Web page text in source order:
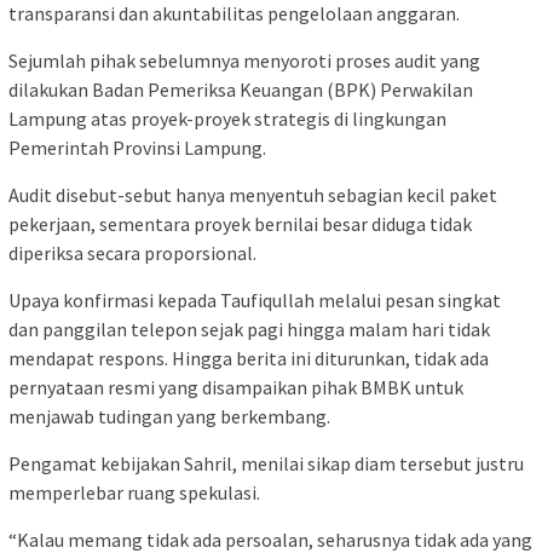
transparansi dan akuntabilitas pengelolaan anggaran.
Sejumlah pihak sebelumnya menyoroti proses audit yang
dilakukan Badan Pemeriksa Keuangan (BPK) Perwakilan
Lampung atas proyek-proyek strategis di lingkungan
Pemerintah Provinsi Lampung.
Audit disebut-sebut hanya menyentuh sebagian kecil paket
pekerjaan, sementara proyek bernilai besar diduga tidak
diperiksa secara proporsional.
Upaya konfirmasi kepada Taufiqullah melalui pesan singkat
dan panggilan telepon sejak pagi hingga malam hari tidak
mendapat respons. Hingga berita ini diturunkan, tidak ada
pernyataan resmi yang disampaikan pihak BMBK untuk
menjawab tudingan yang berkembang.
Pengamat kebijakan Sahril, menilai sikap diam tersebut justru
memperlebar ruang spekulasi.
“Kalau memang tidak ada persoalan, seharusnya tidak ada yang